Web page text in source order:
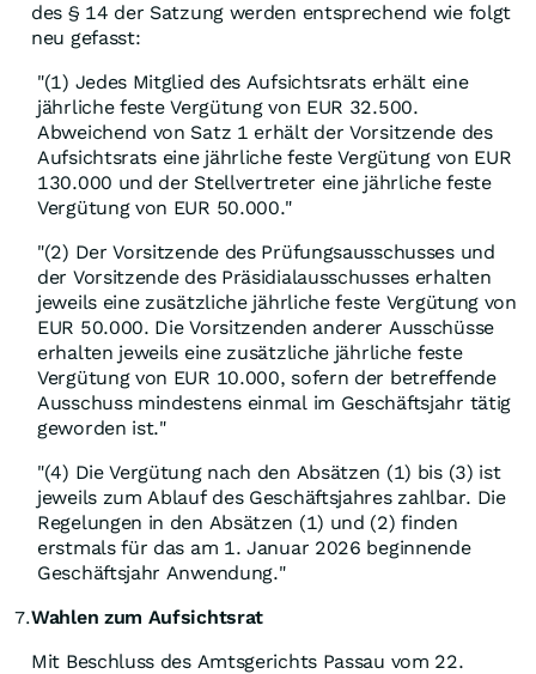
des § 14 der Satzung werden entsprechend wie folgt
neu gefasst:
"(1) Jedes Mitglied des Aufsichtsrats erhält eine
jährliche feste Vergütung von EUR 32.500.
Abweichend von Satz 1 erhält der Vorsitzende des
Aufsichtsrats eine jährliche feste Vergütung von EUR
130.000 und der Stellvertreter eine jährliche feste
Vergütung von EUR 50.000."
"(2) Der Vorsitzende des Prüfungsausschusses und
der Vorsitzende des Präsidialausschusses erhalten
jeweils eine zusätzliche jährliche feste Vergütung von
EUR 50.000. Die Vorsitzenden anderer Ausschüsse
erhalten jeweils eine zusätzliche jährliche feste
Vergütung von EUR 10.000, sofern der betreffende
Ausschuss mindestens einmal im Geschäftsjahr tätig
geworden ist."
"(4) Die Vergütung nach den Absätzen (1) bis (3) ist
jeweils zum Ablauf des Geschäftsjahres zahlbar. Die
Regelungen in den Absätzen (1) und (2) finden
erstmals für das am 1. Januar 2026 beginnende
Geschäftsjahr Anwendung."
7.Wahlen zum Aufsichtsrat
Mit Beschluss des Amtsgerichts Passau vom 22.